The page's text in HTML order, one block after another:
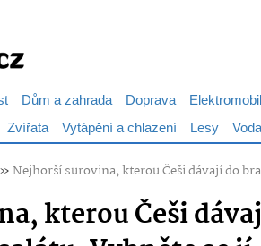
Dům a zahrada Doprava
Zvířata Vytápění a chlazení Lesy Voda
»Nejhorší surovina, kterou Češi dávají do
kterou Češi